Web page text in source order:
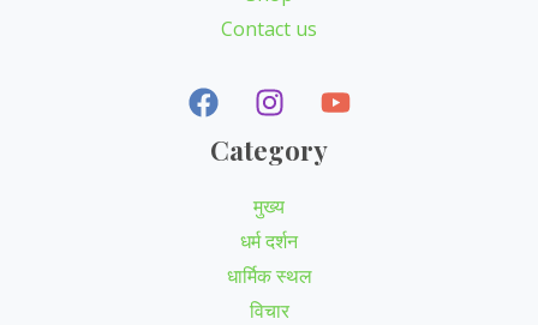
Contact us
Category
मुख्य
धर्म दर्शन
धार्मिक स्थल
विचार